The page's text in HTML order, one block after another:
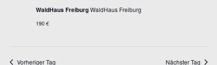
WaldHaus FreiburgWaldHaus Freiburg
190 €
Vorheriger Tag Nächster Tag